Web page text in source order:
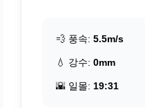
💨 풍속: 5.5m/s
💧 강수: 0mm
🌇 일몰: 19:31